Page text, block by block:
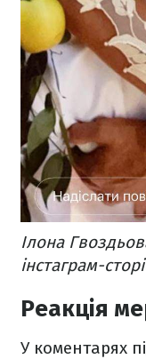
Ілона
інстаграм-
Реакція
У коментарях